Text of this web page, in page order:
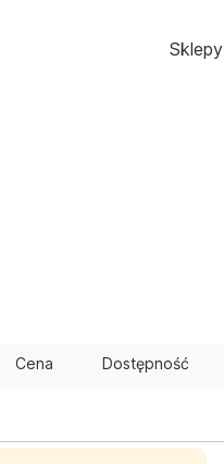
Sklepy
Cena Dostępność